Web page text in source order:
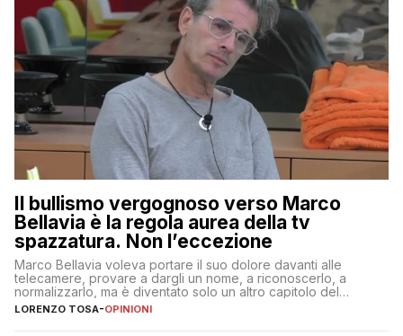
Il bullismo vergognoso verso Marco
Bellavia è la regola aurea della tv
spazzatura. Non l’eccezione
Marco Bellavia voleva portare il suo dolore davanti alle
telecamere, provare a dargli un nome, a riconoscerlo, a
normalizzarlo, ma è diventato solo un altro capitolo del
copione
LORENZO TOSA-OPINIONI